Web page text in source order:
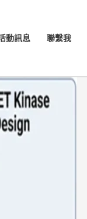
動訊息 聯繫我